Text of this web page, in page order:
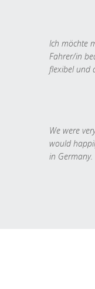
Ich möchte
Fahrer/in
flexibel und
We were
would
in Germany.